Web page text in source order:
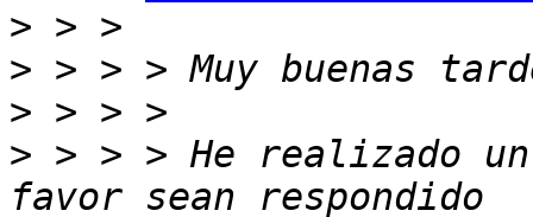
>
>
>
> > > > He realizado